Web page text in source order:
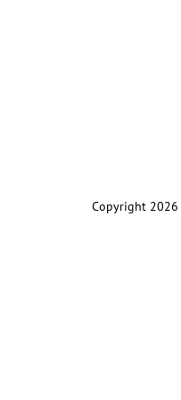
Copyright 2026